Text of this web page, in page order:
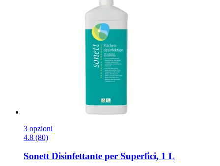
3 opzioni
4.8 (80)
SonettDisinfettante per Superfici, 1 L